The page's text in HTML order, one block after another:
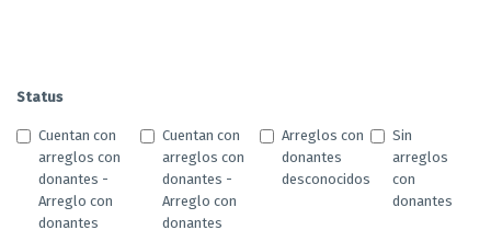
Status
Cuentan con
arreglos con
donantes -
Arreglo con
donantes
Cuentan con
arreglos con
donantes -
Arreglo con
donantes
Arreglos con
donantes
desconocidos
Sin
arreglos
con
donantes